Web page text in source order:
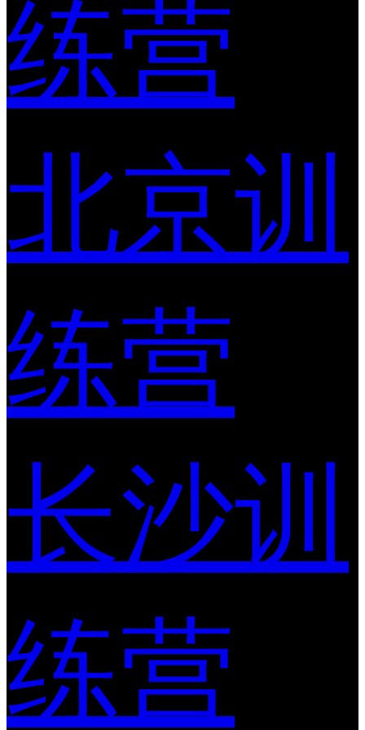
练营
北京训
练营
长沙训
练营